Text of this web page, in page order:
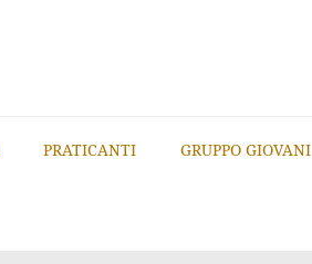
PRATICANTI GRUPPO GIOVANI